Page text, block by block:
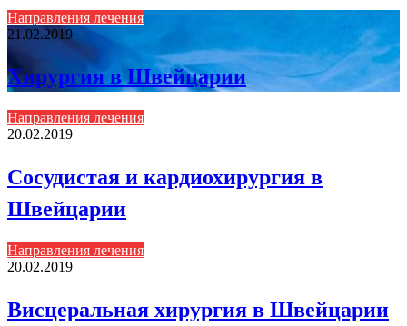
Направления лечения
21.02.2019
Хирургия в Швейцарии
Направления лечения
20.02.2019
Сосудистая и кардиохирургия в
Швейцарии
Направления лечения
20.02.2019
Висцеральная хирургия в Швейцарии